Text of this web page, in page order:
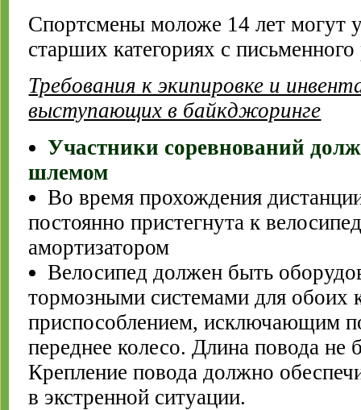
Спортсмены моложе 14 лет могут
старших категориях с
Требования к экипировке и
выступающих в байкджоринге
Участники соревнований
шлемом
Во время прохождения
постоянно пристегнута к
амортизатором
Велосипед должен быть
тормозными системами для обоих
приспособлением, исключающим
переднее колесо. Длина повода не
Крепление повода должно
в экстренной ситуации.